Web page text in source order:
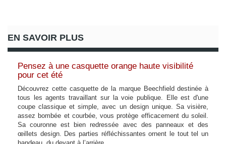
EN SAVOIR PLUS
Pensez à une casquette orange haute visibilité
pour cet été
Découvrez cette casquette de la marque Beechfield destinée à
tous les agents travaillant sur la voie publique. Elle est d'une
coupe classique et simple, avec un design unique. Sa visière,
assez bombée et courbée, vous protège efficacement du soleil.
Sa couronne est bien redressée avec des panneaux et des
œillets design. Des parties réfléchissantes ornent le tout tel un